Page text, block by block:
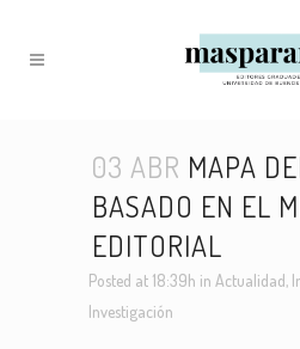
03 ABR MAPA
BASADO EN EL
EDITORIAL
Posted at 18:39h in Actualidad,
Investigación